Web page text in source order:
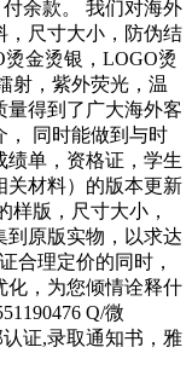
余款。 我们对海外
，尺寸大小，防伪结
金烫银，LOGO烫
射，紫外荧光，温
量得到了广大海外客
， 同时能做到与时
绩单，资格证，学生
关材料）的版本更新
样版，尺寸大小，
到原版实物，以求达
合理定价的同时，
化，为您倾情诠释什
Q/微
证,录取通知书，雅